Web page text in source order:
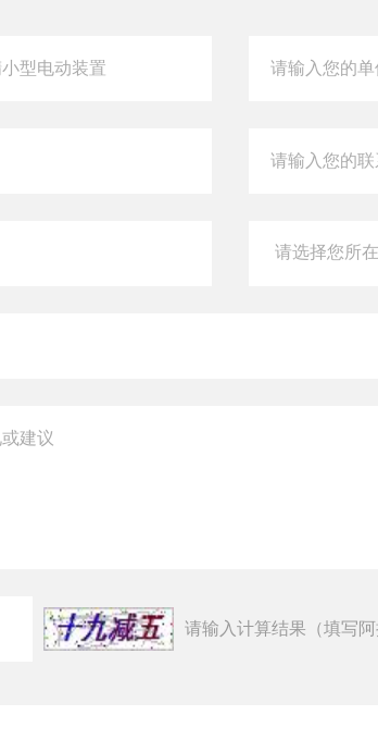
请输入计算结果（填写